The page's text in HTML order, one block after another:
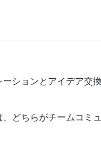
ションとアイデア交
どちらがチームコミ